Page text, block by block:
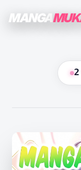
MANGA